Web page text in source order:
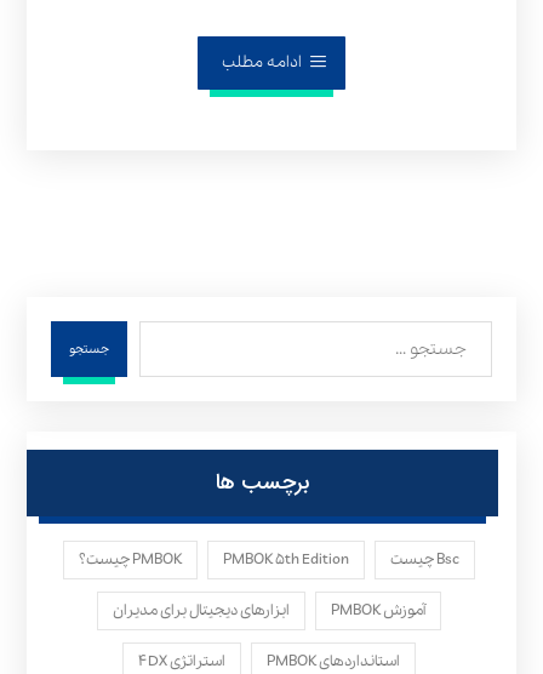
ادامه مطلب
جستجو
برچسب ها
Bsc چیست PMBOK ۵th Edition PMBOK چیست؟
آموزش PMBOK ابزارهای دیجیتال برای مدیران
استانداردهای PMBOK استراتژی ۴DX